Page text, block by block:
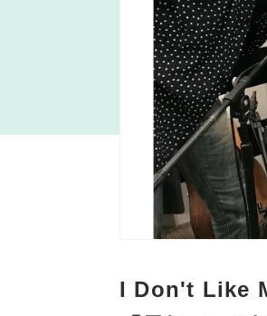
I Don't Like